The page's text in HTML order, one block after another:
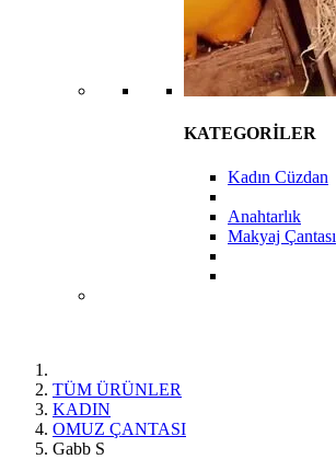
KATEGORİLER
Kadın Cüzdan
Anahtarlık
Makyaj Çantası
TÜM ÜRÜNLER
KADIN
OMUZ ÇANTASI
Gabb S